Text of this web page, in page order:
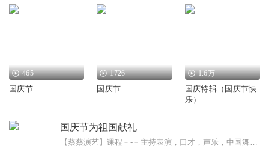
465
国庆节
1726
国庆节
1.6万
国庆特辑（国庆节快
乐）
国庆节为祖国献礼